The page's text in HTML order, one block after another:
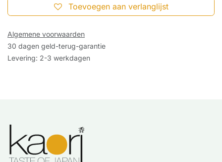
Toevoegen aan verlanglijst
Algemene voorwaarden
30 dagen geld-terug-garantie
Levering: 2-3 werkdagen